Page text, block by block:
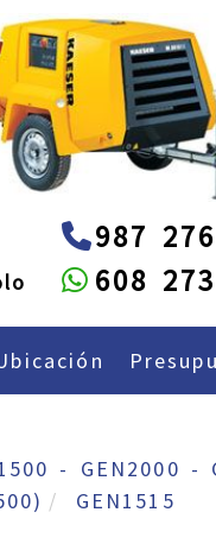
987
608
- GEN2000 -
GEN1515